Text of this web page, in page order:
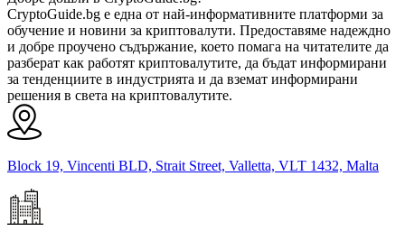
CryptoGuide.bg е една от най-информативните платформи за
обучение и новини за криптовалути. Предоставяме надеждно
и добре проучено съдържание, което помага на читателите да
разберат как работят криптовалутите, да бъдат информирани
за тенденциите в индустрията и да вземат информирани
решения в света на криптовалутите.
Block 19, Vincenti BLD, Strait Street, Valletta, VLT 1432, Malta